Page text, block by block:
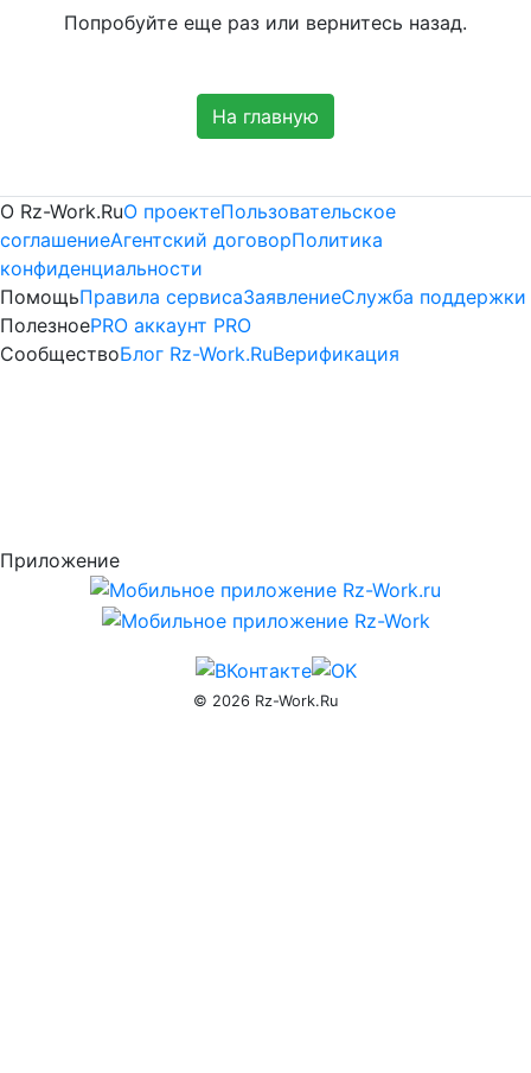
Попробуйте еще раз или вернитесь назад.
На главную
Платные
информационные
услуги
—
work.ru
О Rz-Work.RuО проектеПользовательское
соглашениеАгентский договорПолитика
конфиденциальности
ПомощьПравила сервисаЗаявлениеСлужба поддержки
ПолезноеPRO аккаунт PRO
СообществоБлог Rz-Work.RuВерификация
Приложение
© 2026 Rz-Work.Ru